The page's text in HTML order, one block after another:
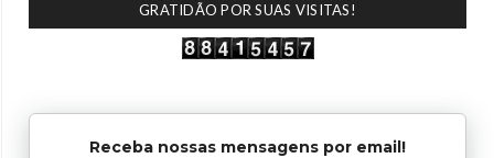
GRATIDÃO POR SUAS VISITAS!
Receba nossas mensagens por email!